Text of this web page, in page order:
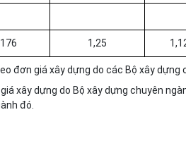
1,25
đơn giá xây dựng do các Bộ xây dựng
xây dựng do Bộ xây dựng chuyên
đó.